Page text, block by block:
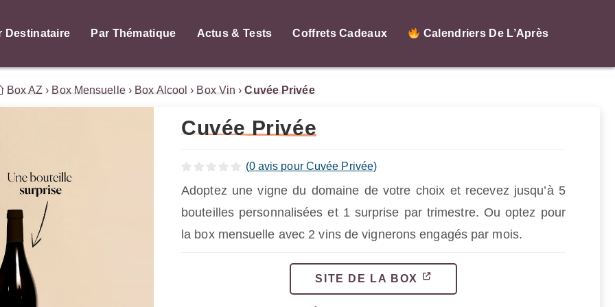
Destinataire Par Thématique Actus & Tests Coffrets Cadeaux Calendriers De L’Après
Box AZ › Box Mensuelle› Box Alcool › Box Vin ›Cuvée Privée
Cuvée Privée
(0avis pour Cuvée Privée)
Adoptez une vigne du domaine de votre choix et recevez jusqu’à 5
bouteilles personnalisées et 1 surprise par trimestre. Ou optez pour
la box mensuelle avec 2 vins de vignerons engagés par mois.
SITE DE LA BOX